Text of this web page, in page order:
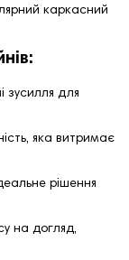
каркасний
зусилля для
яка витримає
рішення
на догляд,